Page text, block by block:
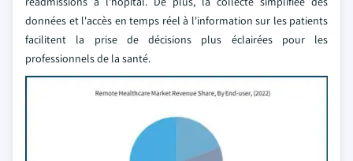
données et l'accès en temps réel à l'information sur les patients
facilitent la prise de décisions plus éclairées pour les
professionnels de la santé.